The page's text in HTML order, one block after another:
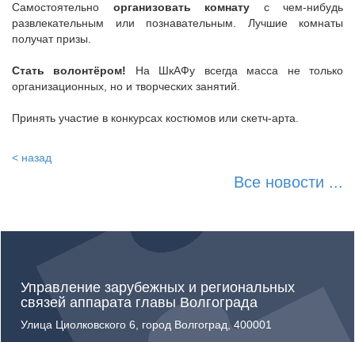
Самостоятельно организовать комнату с чем-нибудь
развлекательным или познавательным. Лучшие комнаты
получат призы.
Стать волонтёром! На ШкАФу всегда масса не только
организационных, но и творческих занятий.
Принять участие в конкурсах костюмов или скетч-арта.
< назад
Все новости ...
Управление зарубежных и региональных
связей аппарата главы Волгограда
Улица Циолковского 6, город Волгоград, 400001